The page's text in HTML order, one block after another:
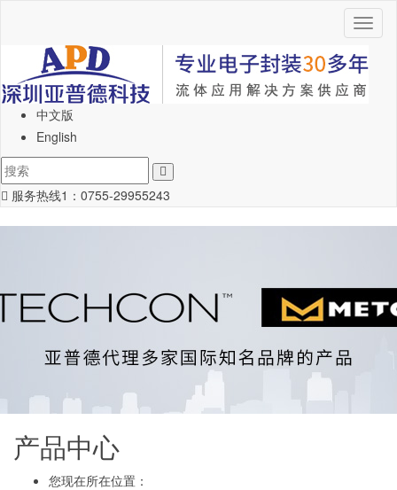
中文版
English
服务热线1： 0755-29955243
产品中心
您现在所在位置：